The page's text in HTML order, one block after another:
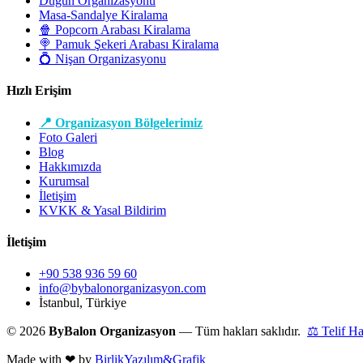
Masa-Sandalye Kiralama
🍿 Popcorn Arabası Kiralama
🍭 Pamuk Şekeri Arabası Kiralama
💍 Nişan Organizasyonu
Hızlı Erişim
📍 Organizasyon Bölgelerimiz
Foto Galeri
Blog
Hakkımızda
Kurumsal
İletişim
KVKK & Yasal Bildirim
İletişim
+90 538 936 59 60
info@bybalonorganizasyon.com
İstanbul, Türkiye
© 2026 ByBalon Organizasyon — Tüm hakları saklıdır. ⚖ Telif
Made with ❤ by BirlikYazılım&Grafik